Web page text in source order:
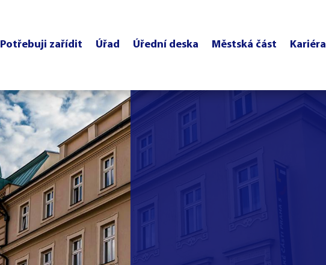
Potřebuji zařídit Úřad Úřední deska Městská část Kariéra